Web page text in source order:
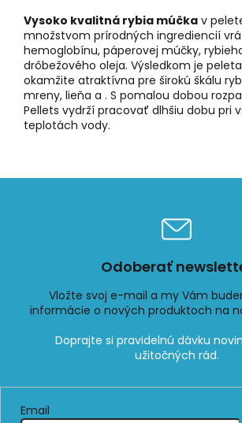
Vysoko kvalitná rybia múčka v
množstvom prírodných ingrediencií
hemoglobínu, páperovej múčky,
drôbežového oleja. Výsledkom je
okamžite atraktívna pre širokú škálu
mreny, lieňa a . S pomalou dobou
Pellets vydrží pracovať dlhšiu dobu pri
teplotách vody.
Odoberať
Vložte svoj e-mail a my Vám
informácie o nových produktoch na
Email